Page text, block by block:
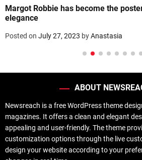
Margot Robbie has become the
elegance
Posted on July 27, 2023 byAnastasia
ABOUT
Newsreach is a free WordPress theme
magazines. It offers a clean and elegant
appealing and user-friendly. The theme
customization options through the live
design your website according to your